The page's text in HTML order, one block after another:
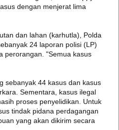
dengan menjerat lima
dan lahan (karhutla), Polda
24 laporan polisi (LP)
perorangan. "Semua kasus
sebanyak 44 kasus dan kasus
Sementara, kasus ilegal
proses penyelidikan. Untuk
tindak pidana perdagangan
yang akan dikirim secara